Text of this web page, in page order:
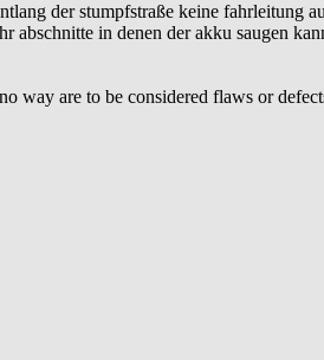
der stumpfstraße keine fahrleitung
abschnitte in denen der akku saugen
way are to be considered flaws or